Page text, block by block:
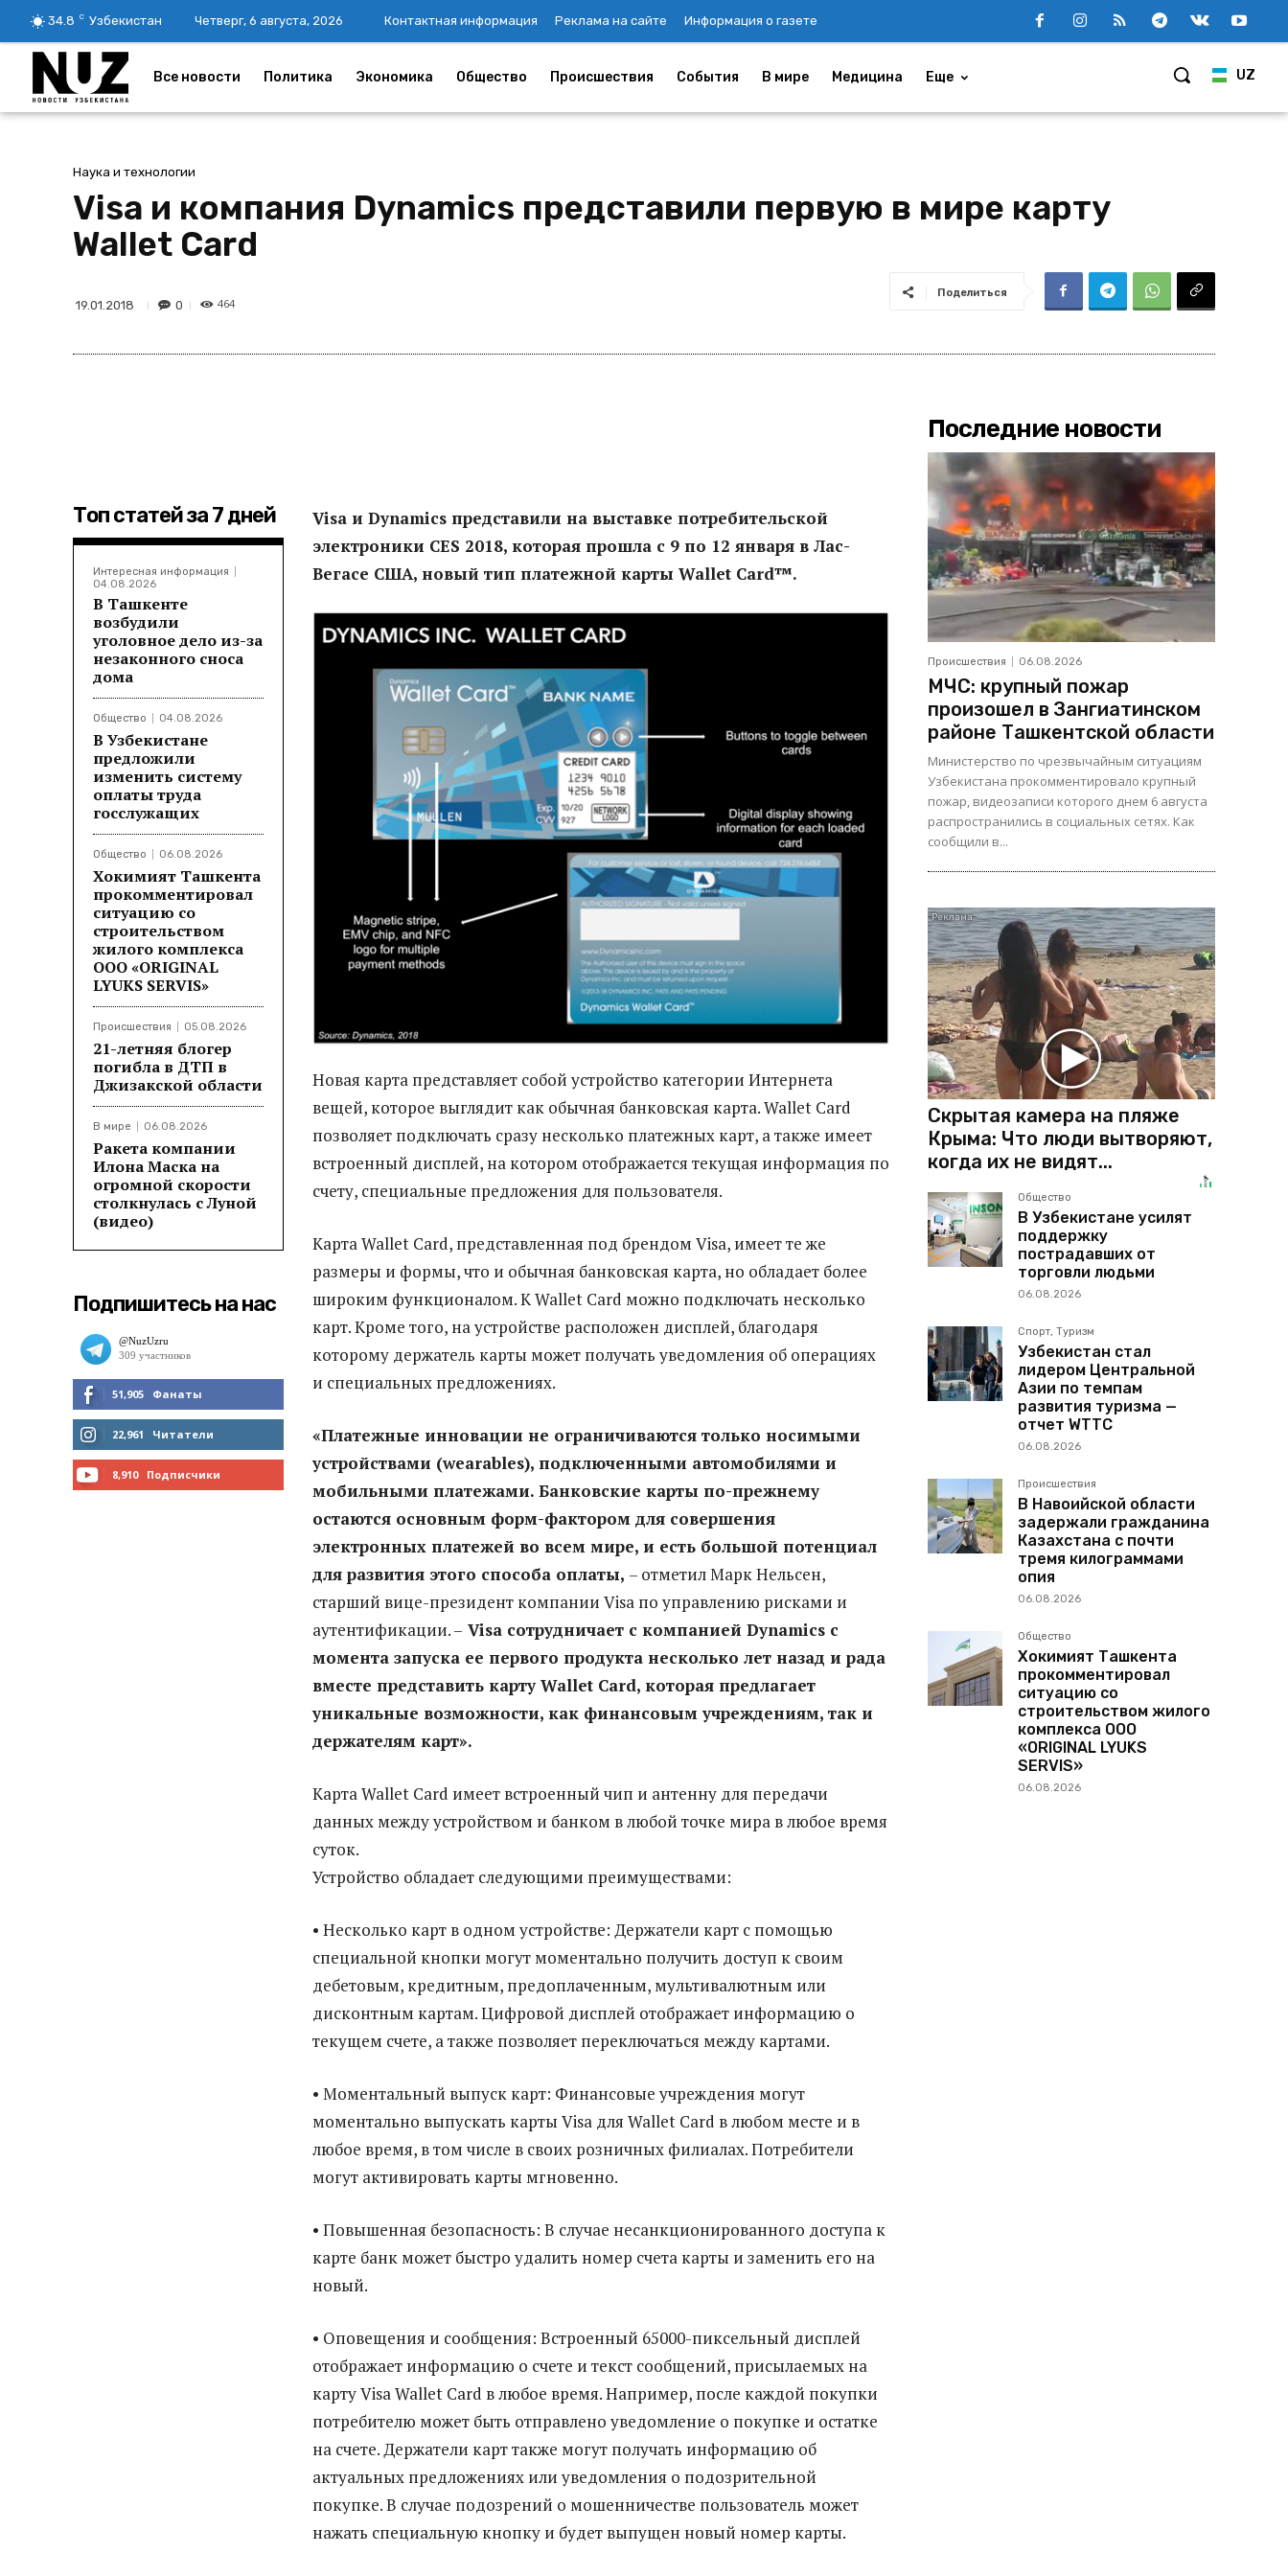
34.8 C Узбекистан Четверг, 6 августа, 2026 Контактная информация Реклама на сайте Информация о газете
UZ
Все новости Политика Экономика Общество Происшествия События В мире Медицина Еще
Наука и технологии
Visa и компания Dynamics представили первую в мире карту
Wallet Card
19.01.2018 0 464
Поделиться
Топ статей за 7 дней
Интересная информация
04.08.2026
В Ташкенте
возбудили
уголовное дело из-за
незаконного сноса
дома
Общество 04.08.2026
В Узбекистане
предложили
изменить систему
оплаты труда
госслужащих
Общество 06.08.2026
Хокимият Ташкента
прокомментировал
ситуацию со
строительством
жилого комплекса
ООО «ORIGINAL
LYUKS SERVIS»
Происшествия 05.08.2026
21-летняя блогер
погибла в ДТП в
Джизакской области
В мире 06.08.2026
Ракета компании
Илона Маска на
огромной скорости
столкнулась с Луной
(видео)
Подпишитесь на нас
51,905 Фанаты
МНЕ НРАВИТСЯ
22,961 Читатели
8,910 Подписчики
Visa и Dynamics представили на выставке потребительской
электроники CES 2018, которая прошла с 9 по 12 января в Лас-
Вегасе США, новый тип платежной карты Wallet Card™.
Новая карта представляет собой устройство категории Интернета
вещей, которое выглядит как обычная банковская карта. Wallet Card
позволяет подключать сразу несколько платежных карт, а также имеет
встроенный дисплей, на котором отображается текущая информация по
счету, специальные предложения для пользователя.
Карта Wallet Card, представленная под брендом Visa, имеет те же
размеры и формы, что и обычная банковская карта, но обладает более
широким функционалом. К Wallet Card можно подключать несколько
карт. Кроме того, на устройстве расположен дисплей, благодаря
которому держатель карты может получать уведомления об операциях
и специальных предложениях.
«Платежные инновации не ограничиваются только носимыми
устройствами (wearables), подключенными автомобилями и
мобильными платежами. Банковские карты по-прежнему
остаются основным форм-фактором для совершения
электронных платежей во всем мире, и есть большой потенциал
для развития этого способа оплаты, – отметил Марк Нельсен,
старший вице-президент компании Visa по управлению рисками и
аутентификации. – Visa сотрудничает с компанией Dynamics с
момента запуска ее первого продукта несколько лет назад и рада
вместе представить карту Wallet Card, которая предлагает
уникальные возможности, как финансовым учреждениям, так и
держателям карт».
Карта Wallet Card имеет встроенный чип и антенну для передачи
данных между устройством и банком в любой точке мира в любое время
суток.
Устройство обладает следующими преимуществами:
• Несколько карт в одном устройстве: Держатели карт с помощью
специальной кнопки могут моментально получить доступ к своим
дебетовым, кредитным, предоплаченным, мультивалютным или
дисконтным картам. Цифровой дисплей отображает информацию о
текущем счете, а также позволяет переключаться между картами.
• Моментальный выпуск карт: Финансовые учреждения могут
моментально выпускать карты Visa для Wallet Card в любом месте и в
любое время, в том числе в своих розничных филиалах. Потребители
могут активировать карты мгновенно.
• Повышенная безопасность: В случае несанкционированного доступа к
карте банк может быстро удалить номер счета карты и заменить его на
новый.
• Оповещения и сообщения: Встроенный 65000-пиксельный дисплей
отображает информацию о счете и текст сообщений, присылаемых на
карту Visa Wallet Card в любое время. Например, после каждой покупки
потребителю может быть отправлено уведомление о покупке и остатке
на счете. Держатели карт также могут получать информацию об
актуальных предложениях или уведомления о подозрительной
покупке. В случае подозрений о мошенничестве пользователь может
нажать специальную кнопку и будет выпущен новый номер карты.
Последние новости
Происшествия 06.08.2026
МЧС: крупный пожар
произошел в Зангиатинском
районе Ташкентской области
Министерство по чрезвычайным ситуациям
Узбекистана прокомментировало крупный
пожар, видеозаписи которого днем 6 августа
распространились в социальных сетях. Как
сообщили в...
Скрытая камера на пляже
Крыма: Что люди вытворяют,
когда их не видят...
Общество
В Узбекистане усилят
поддержку
пострадавших от
торговли людьми
06.08.2026
Спорт, Туризм
Узбекистан стал
лидером Центральной
Азии по темпам
развития туризма —
отчет WTTC
06.08.2026
Происшествия
В Навоийской области
задержали гражданина
Казахстана с почти
тремя килограммами
опия
06.08.2026
Общество
Хокимият Ташкента
прокомментировал
ситуацию со
строительством жилого
комплекса ООО
«ORIGINAL LYUKS
SERVIS»
06.08.2026